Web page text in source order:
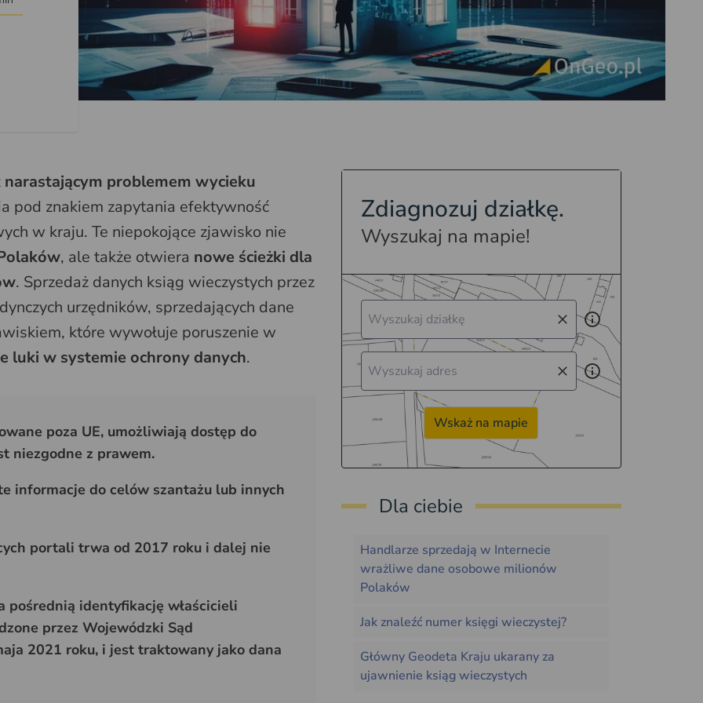
narastającym problemem wycieku
pod znakiem zapytania efektywność
w kraju. Te niepokojące zjawisko nie
, ale także otwiera nowe ścieżki dla
. Sprzedaż danych ksiąg wieczystych przez
urzędników, sprzedających dane
które wywołuje poruszenie w
luki w systemie ochrony danych.
poza UE, umożliwiają dostęp do
niezgodne z prawem.
informacje do celów szantażu lub innych
portali trwa od 2017 roku i dalej nie
identyfikację właścicieli
przez Wojewódzki Sąd
2021 roku, i jest traktowany jako dana
Zdiagnozuj działkę.
Wyszukaj na mapie!
Wskaż na mapie
Dla ciebie
Handlarze sprzedają w Internecie
wrażliwe dane osobowe milionów
Polaków
Jak znaleźć numer księgi wieczystej?
Główny Geodeta Kraju ukarany za
ujawnienie ksiąg wieczystych